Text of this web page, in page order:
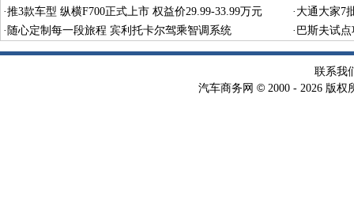
·推3款车型 纵横F700正式上市 权益价29.99-33.99万元 · 大通大家7
· 随心定制每一段旅程 宾利托卡尔驾乘智调系统 · 巴斯夫试
术
联系我
汽车商务网 © 2000 - 2026 版权